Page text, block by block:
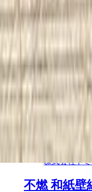
メーカー
株式会社ト
不燃 和紙壁
¥18,921以上 / ㎡ 税
株式会社ト
不燃 和紙壁